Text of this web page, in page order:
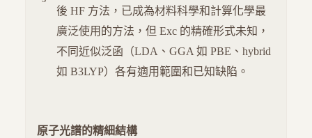
後 HF 方法，已成為材料科學和計算化學最
廣泛使用的方法，但 Exc 的精確形式未知，
不同近似泛函（LDA、GGA 如 PBE、hybrid
如 B3LYP）各有適用範圍和已知缺陷。
原子光譜的精細結構